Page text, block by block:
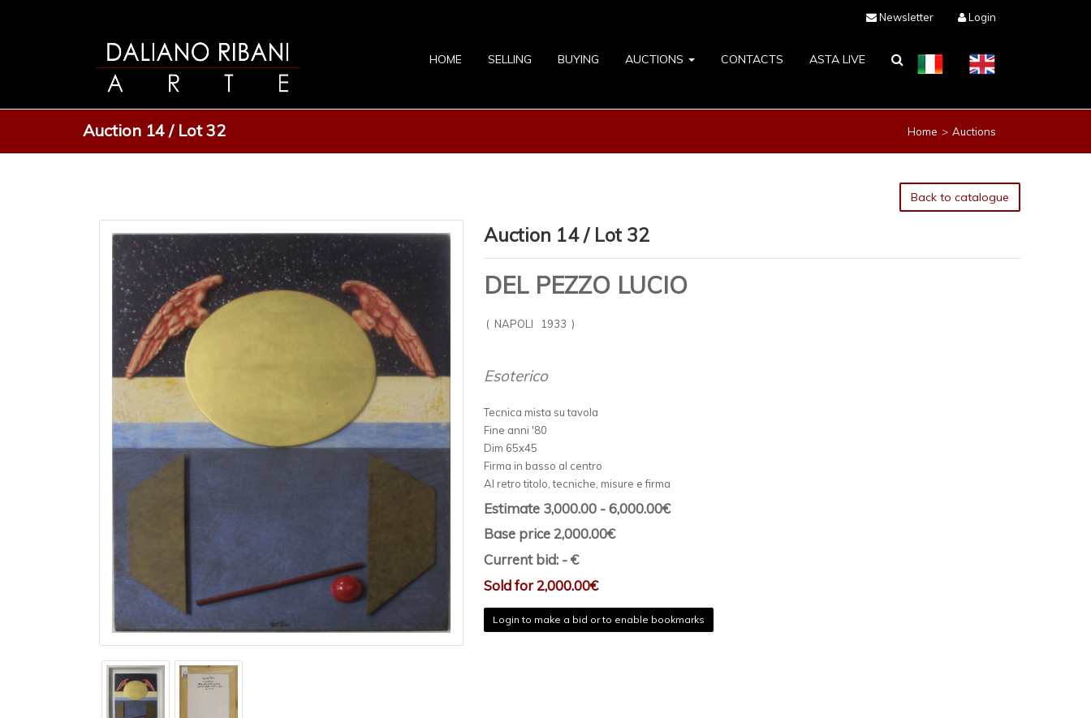
Newsletter Login
HOME SELLING BUYING AUCTIONS CONTACTS ASTA LIVE
Auction 14 / Lot 32 Home Auctions
Back to catalogue
Auction 14 / Lot 32
DEL PEZZO LUCIO
( NAPOLI 1933 )
Esoterico
Tecnica mista su tavola
Fine anni '80
Dim 65x45
Firma in basso al centro
Al retro titolo, tecniche, misure e firma
Estimate 3,000.00 - 6,000.00€
Base price 2,000.00€
Current bid: - €
Sold for 2,000.00€
Login to make a bid or to enable bookmarks